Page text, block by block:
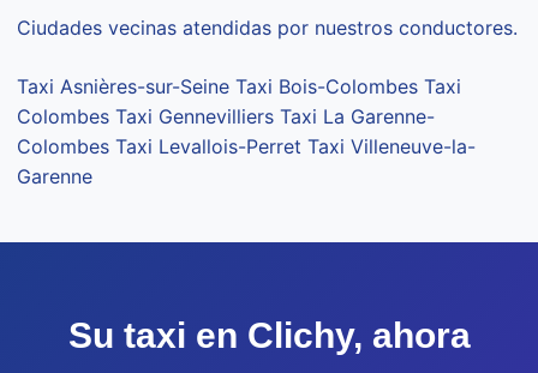
Ciudades vecinas atendidas por nuestros conductores.
Taxi Asnières-sur-Seine Taxi Bois-Colombes Taxi
Colombes Taxi Gennevilliers Taxi La Garenne-
Colombes Taxi Levallois-Perret Taxi Villeneuve-la-
Garenne
Su taxi en Clichy, ahora